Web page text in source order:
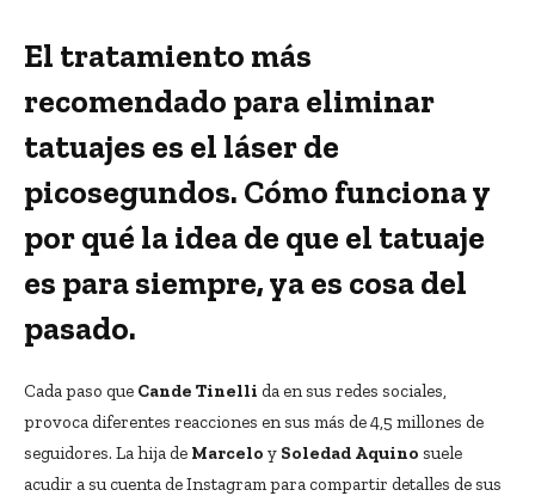
El tratamiento más
recomendado para eliminar
tatuajes es el láser de
picosegundos. Cómo funciona y
por qué la idea de que el tatuaje
es para siempre, ya es cosa del
pasado.
Cada paso que Cande Tinelli da en sus redes sociales,
provoca diferentes reacciones en sus más de 4,5 millones de
seguidores. La hija de Marcelo y Soledad Aquino suele
acudir a su cuenta de Instagram para compartir detalles de sus